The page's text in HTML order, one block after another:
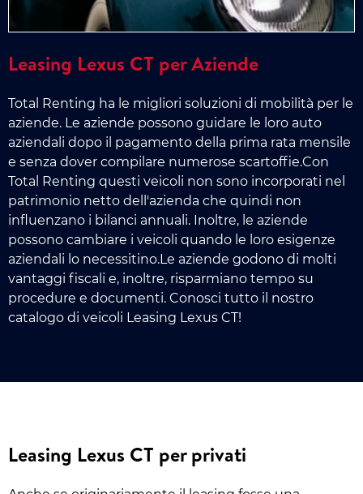
Leasing Lexus CT per Aziende
Total Renting ha le migliori soluzioni di mobilità per le
aziende. Le aziende possono guidare le loro auto
aziendali dopo il pagamento della prima rata mensile
e senza dover compilare numerose scartoffie.Con
Total Renting questi veicoli non sono incorporati nel
patrimonio netto dell'azienda che quindi non
influenzano i bilanci annuali. Inoltre, le aziende
possono cambiare i veicoli quando le loro esigenze
aziendali lo necessitino.Le aziende godono di molti
vantaggi fiscali e, inoltre, risparmiano tempo su
procedure e documenti. Conosci tutto il nostro
catalogo di veicoli Leasing Lexus CT!
Leasing Lexus CT per privati